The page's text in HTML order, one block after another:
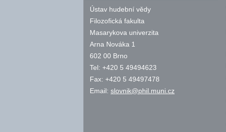
Ústav hudební vědy
Filozofická fakulta
Masarykova univerzita
Arna Nováka 1
602 00 Brno
Tel: +420 5 49494623
Fax: +420 5 49497478
Email: slovnik@phil.muni.cz